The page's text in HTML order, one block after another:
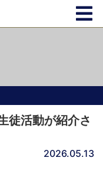
徒活動が紹介さ
2026.05.13